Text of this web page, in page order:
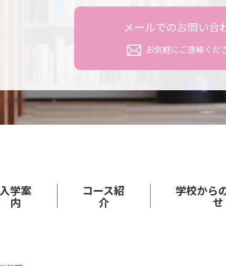
メールでのお問い合
お気軽にご連絡くだ
入学案
内
コース紹
介
学校から
せ